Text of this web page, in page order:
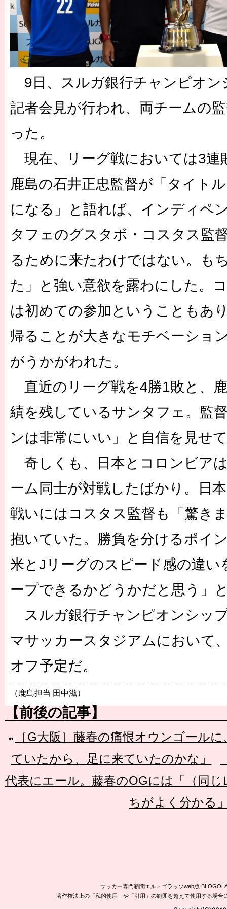
9日、スルガ銀行チャンピオン
記者会見が行われ、両チームの
った。
現在、リーグ戦においては3連
鹿島の石井正忠監督が「タイト
になる」と語れば、インディペ
タフェのグスタボ・コスタス監
るために来たわけではない。も
た」と強い意欲を露わにした。
は初めての参加ということもあ
帰ることが大きなモチベーショ
がうかがわれた。
直近のリーグ戦を4勝1敗と、
績を残しているサンタフェ。監
ンは非常にいい」と自信を見せ
奇しくも、日本とコロンビア
ーム同士が対戦したばかり。日
戦いにはコスタス監督も「驚き
抱いていた。勝負を分けるポイ
米とJリーグのスピード感の違い
ープできるかどうかだと思う」
スルガ銀行チャンピオンシッ
マサッカースタジアムにおいて
オフ予定だ。
（鹿島担当 田中滋）
【前後の記事】
［G大阪］藤春の痛恨オウンゴール
ていたから、足に来ていたのかな」
代表にエール。藤春のOGには「（同
ちがよく分かる
サッカー専門新聞エル・ゴラッソweb版
著作権法上の「私的使用」や「引用」の範囲を超えて使用する場